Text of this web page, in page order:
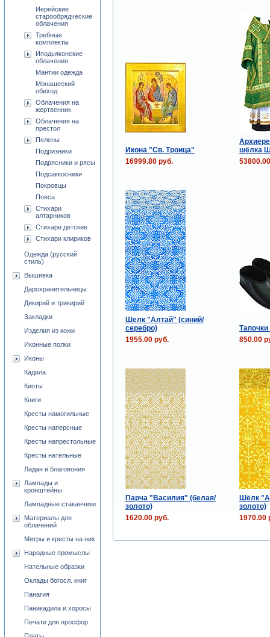
Икона "Св. Троица"
шёлка
16999.80 руб.
Шелк "Алтай" (синий/
серебро)
1955.00 руб.
850.00
Парча "Василия" (белая/
золото)
Шёлк
золото)
1620.00 руб.
1970.00
Иерейские
старообрядческие
облачения
Требные
комплекты
Иподьяконские
облачения
Мантии одежда
Монашеский
обиход
Облачения на
жертвенник
Облачения на
престол
Пелены
Подризники
Подрясники и рясы
Подсаккосники
Покровцы
Пояса
Стихари
алтарников
Стихари детские
Стихари клириков
Одежда (русский
стиль)
Вышивка
Дарохранительницы
Дикирий и трикирий
Закладки
Изделия из кожи
Иконные полки
Иконы
Кадила
Киоты
Книги
Кресты намогильные
Кресты наперсные
Кресты напрестольные
Кресты нательные
Ладан и благовония
Лампады и
кронштейны
Лампадные стаканчики
Материалы для
облачений
Митры и кресты на них
Народные промыслы
Нательные образки
Оклады богосл. книг
Панагия
Паникадила и хоросы
Печати для просфор